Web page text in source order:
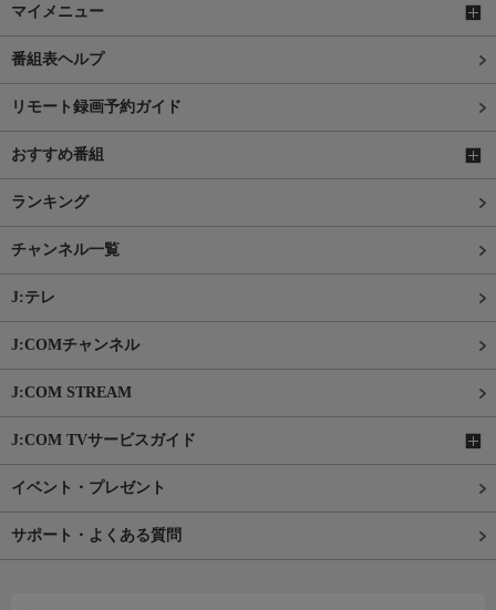
マイメニュー
番組表ヘルプ
リモート録画予約ガイド
おすすめ番組
ランキング
チャンネル一覧
J:テレ
J:COMチャンネル
J:COM STREAM
J:COM TVサービスガイド
イベント・プレゼント
サポート・よくある質問